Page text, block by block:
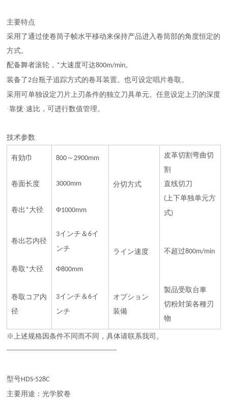
主要特点
采用了通过使卷筒子帧水平移动来保持产品进入卷筒部的角度恒定的
方式。
配备舞者滚轮， *大速度可达800m/min。
装备了2台瓶子追踪方式的卷耳装置。也可设定唱片卷取。
采用可单独设定刀片上刃条件的独立刀具单元。任意设定上刃的深度
·靠拢·速比，可进行数值管理。
技术参数
有効巾 800 ～2900mm
分切方式
皮革切割弯曲切
割
直线切刀
(上下单独单元方
式)
卷面长度 3000mm
卷出 *大径 Φ1000mm
卷出芯内径
3インチ＆6イ
ンチ
ライン速度 不超过800m/min
卷取 *大径 Φ800mm
巻取コア内
径
3インチ＆6イ
ンチ
オプション
装備
製品受取台車
切粉対策各種刃
物
※上述规格因条件不同而不同，具体请联系我司。
------------------------------------------------------
型号HDS-528C
主要用途：光学胶卷